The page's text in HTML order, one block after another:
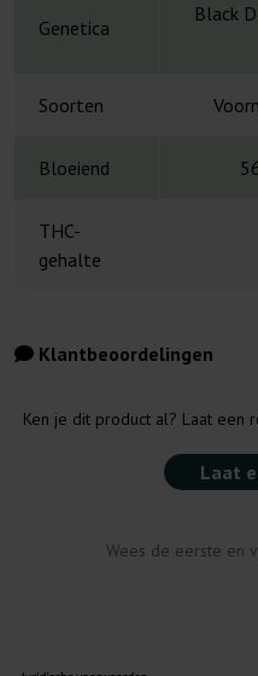
Genetica
Black
Soorten
Bloeiend
THC-
gehalte
Klantbeoordelingen
Ken je dit product al? Laat een
Laat
Wees de eerste en